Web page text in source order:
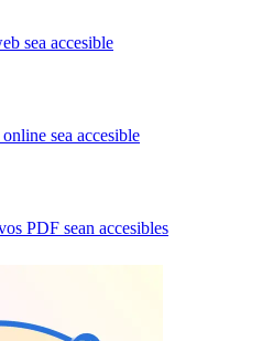
sea accesible
sea accesible
PDF sean accesibles